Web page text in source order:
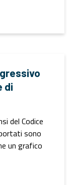
di
del Codice
sono
un grafico